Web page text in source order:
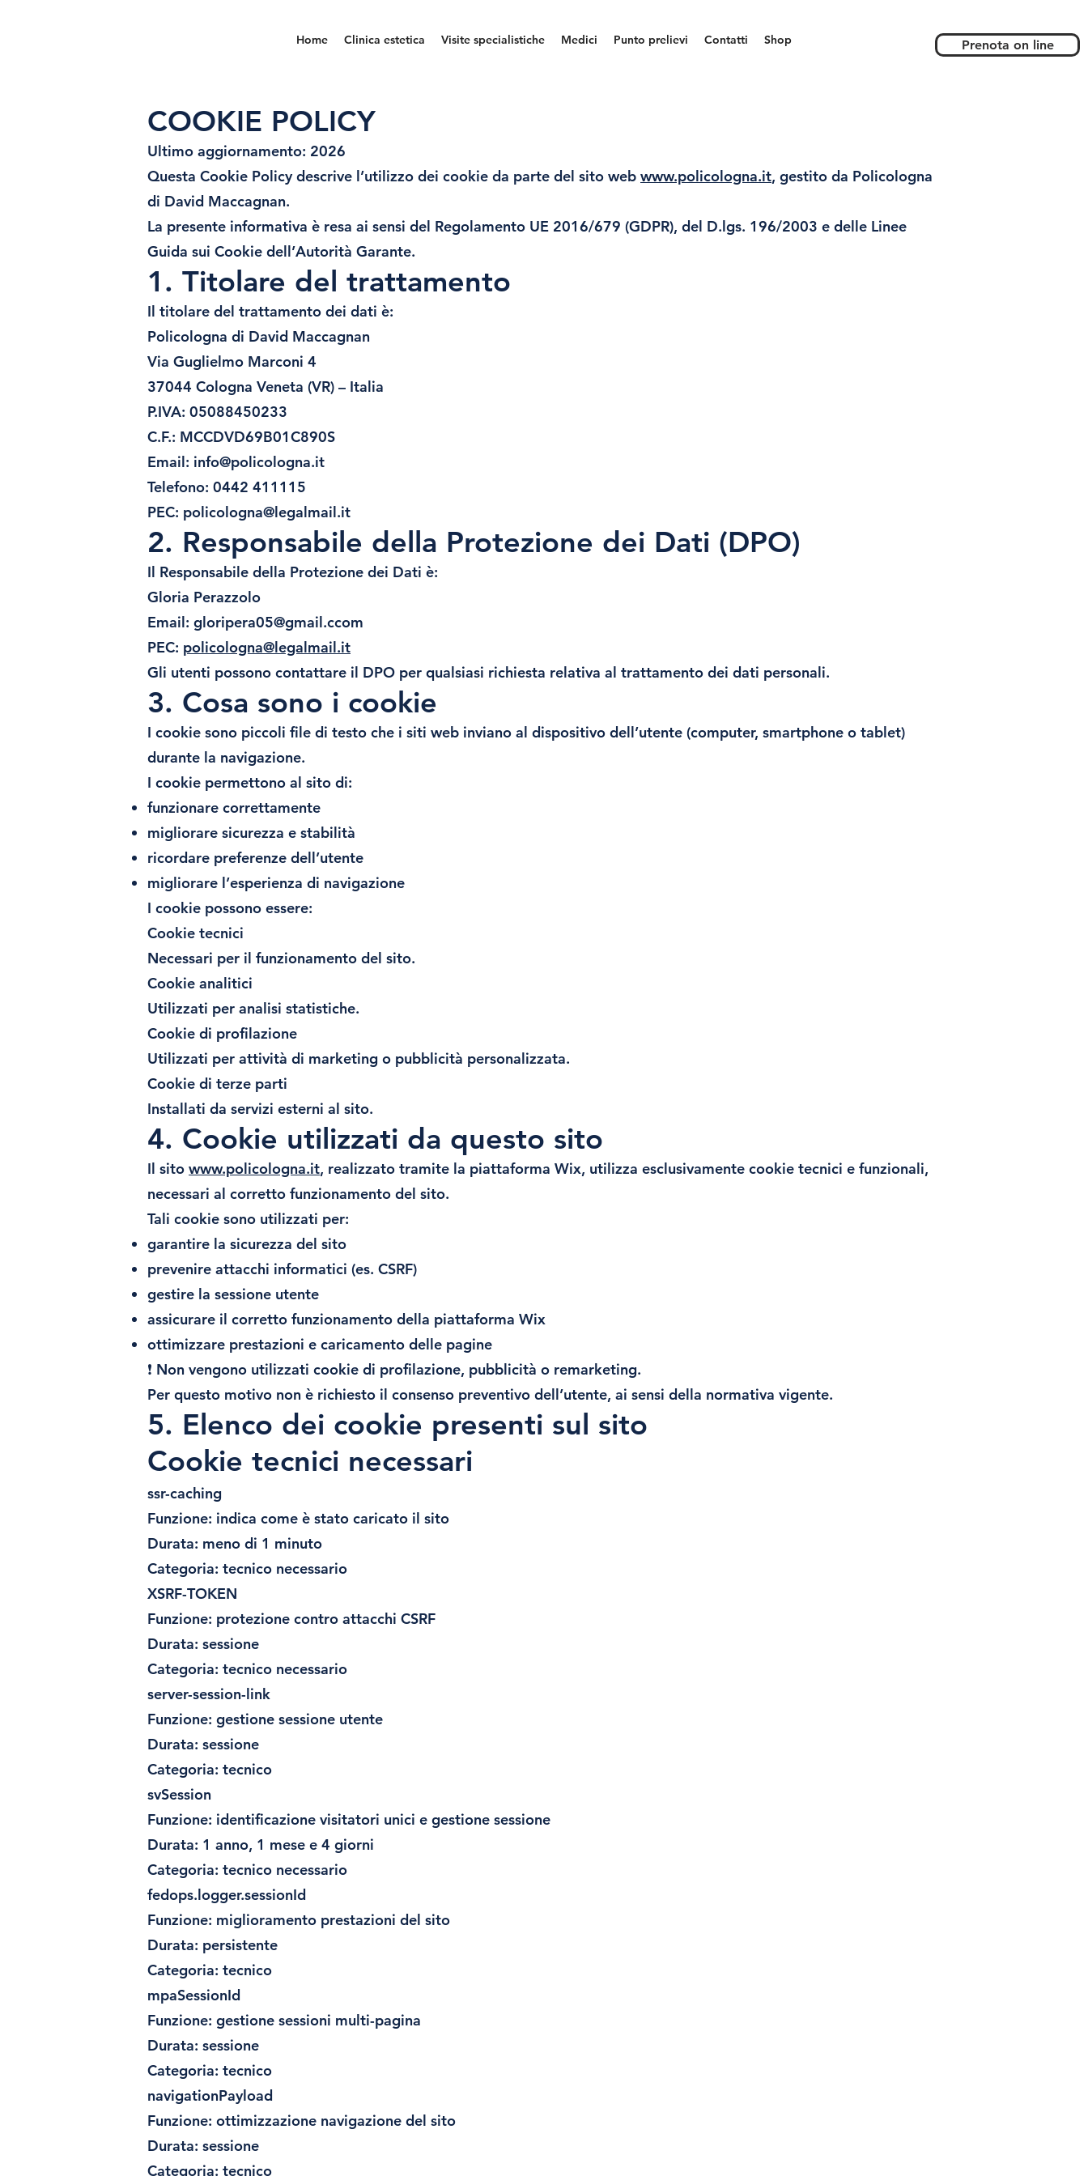
Home Clinica estetica Visite specialistiche Medici Punto prelievi Contatti Shop Prenota on line
COOKIE POLICY
Ultimo aggiornamento: 2026
Questa Cookie Policy descrive l’utilizzo dei cookie da parte del sito web www.policologna.it, gestito da Policologna
di David Maccagnan.
La presente informativa è resa ai sensi del Regolamento UE 2016/679 (GDPR), del D.lgs. 196/2003 e delle Linee
Guida sui Cookie dell’Autorità Garante.
1. Titolare del trattamento
Il titolare del trattamento dei dati è:
Policologna di David Maccagnan
Via Guglielmo Marconi 4
37044 Cologna Veneta (VR) – Italia
P.IVA: 05088450233
C.F.: MCCDVD69B01C890S
Email: info@policologna.it
Telefono: 0442 411115
PEC: policologna@legalmail.it
2. Responsabile della Protezione dei Dati (DPO)
Il Responsabile della Protezione dei Dati è:
Gloria Perazzolo
Email: gloripera05@gmail.ccom
PEC: policologna@legalmail.it
Gli utenti possono contattare il DPO per qualsiasi richiesta relativa al trattamento dei dati personali.
3. Cosa sono i cookie
I cookie sono piccoli file di testo che i siti web inviano al dispositivo dell’utente (computer, smartphone o tablet)
durante la navigazione.
I cookie permettono al sito di:
funzionare correttamente
migliorare sicurezza e stabilità
ricordare preferenze dell’utente
migliorare l’esperienza di navigazione
I cookie possono essere:
Cookie tecnici
Necessari per il funzionamento del sito.
Cookie analitici
Utilizzati per analisi statistiche.
Cookie di profilazione
Utilizzati per attività di marketing o pubblicità personalizzata.
Cookie di terze parti
Installati da servizi esterni al sito.
4. Cookie utilizzati da questo sito
Il sito www.policologna.it, realizzato tramite la piattaforma Wix, utilizza esclusivamente cookie tecnici e funzionali,
necessari al corretto funzionamento del sito.
Tali cookie sono utilizzati per:
garantire la sicurezza del sito
prevenire attacchi informatici (es. CSRF)
gestire la sessione utente
assicurare il corretto funzionamento della piattaforma Wix
ottimizzare prestazioni e caricamento delle pagine
❗ Non vengono utilizzati cookie di profilazione, pubblicità o remarketing.
Per questo motivo non è richiesto il consenso preventivo dell’utente, ai sensi della normativa vigente.
5. Elenco dei cookie presenti sul sito
Cookie tecnici necessari
ssr-caching
Funzione: indica come è stato caricato il sito
Durata: meno di 1 minuto
Categoria: tecnico necessario
XSRF-TOKEN
Funzione: protezione contro attacchi CSRF
Durata: sessione
Categoria: tecnico necessario
server-session-link
Funzione: gestione sessione utente
Durata: sessione
Categoria: tecnico
svSession
Funzione: identificazione visitatori unici e gestione sessione
Durata: 1 anno, 1 mese e 4 giorni
Categoria: tecnico necessario
fedops.logger.sessionId
Funzione: miglioramento prestazioni del sito
Durata: persistente
Categoria: tecnico
mpaSessionId
Funzione: gestione sessioni multi-pagina
Durata: sessione
Categoria: tecnico
navigationPayload
Funzione: ottimizzazione navigazione del sito
Durata: sessione
Categoria: tecnico